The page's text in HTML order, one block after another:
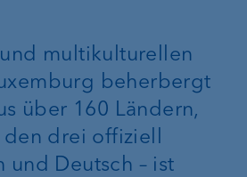
ProDF
VP Bank Developer
Portal
multikulturellen
beherbergt
über 160 Ländern,
den drei offiziell
und Deutsch – ist